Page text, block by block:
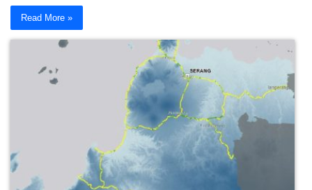
Read More »